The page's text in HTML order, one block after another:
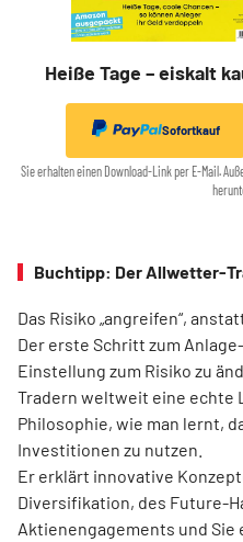
Heiße Tage – eiskalt
Sofortkauf
Sie erhalten einen Download-Link per E-Mail.
Buchtipp: Der Allwetter-
Das Risiko „angreifen“,
Der erste Schritt zum
Einstellung zum Risiko zu
Tradern weltweit eine echte
Philosophie, wie man lernt,
Investitionen zu nutzen.
Er erklärt innovative
Diversifikation, des Future-
Aktienengagements und Sie